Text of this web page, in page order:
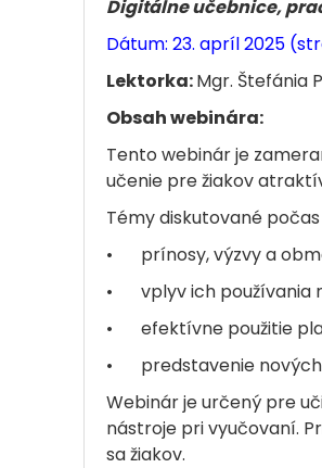
Digitálne učebnice,
Dátum: 23. apríl 2025
Lektorka:Mgr. Štefánia
Obsah webinára:
Tento webinár je
učenie pre žiakov
Témy diskutované
•
prínosy, výzvy a
•
vplyv ich používania
•
efektívne použitie
•
predstavenie
Webinár je určený pre
nástroje pri vyučovaní.
sa žiakov.